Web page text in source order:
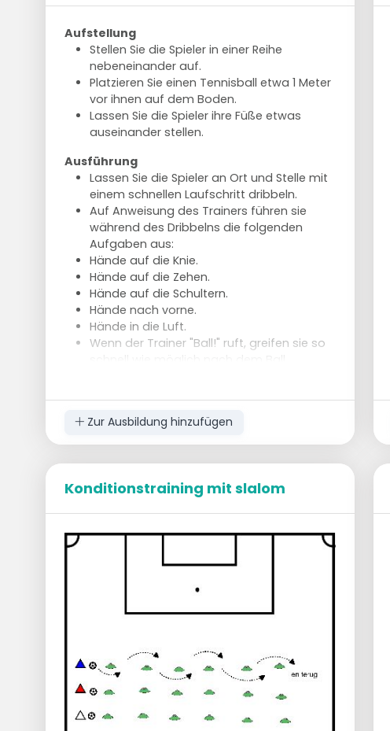
rechtes Bein zur rechten Seite, beugen Sie
Ihr linkes Knie.
Gehen Sie zurück zur Basisposition und
setzen Sie Ihr rechtes Bein nach hinten,
beugen Sie Ihr linkes Knie.
Wiederholen Sie mit dem linken Bein.
Ausführung
Machen Sie eine Runde um das Feld.
Joggen Sie an den langen Seiten.
Sprinten Sie an den kurzen Seiten.
Aufstellung
Stellen Sie die Spieler in einer Reihe
nebeneinander auf.
Platzieren Sie einen Tennisball etwa 1 Meter
vor ihnen auf dem Boden.
Lassen Sie die Spieler ihre Füße etwas
auseinander stellen.
Ausführung
Lassen Sie die Spieler an Ort und Stelle mit
einem schnellen Laufschritt dribbeln.
Auf Anweisung des Trainers führen sie
während des Dribbelns die folgenden
Aufgaben aus:
Hände auf die Knie.
Hände auf die Zehen.
Hände auf die Schultern.
Hände nach vorne.
Hände in die Luft.
Wenn der Trainer "Ball!" ruft, greifen sie so
Zur Ausbildung hinzufügen
Konditionstraining mit slalom